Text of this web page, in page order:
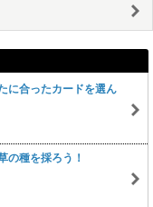
に合ったカードを選ん
の種を採ろう！